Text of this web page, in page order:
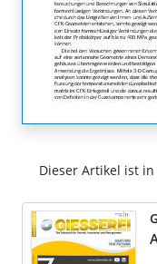
Dieser Artikel ist